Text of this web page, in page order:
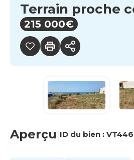
Terrain proche
215 000€
Aperçu ID du bien :